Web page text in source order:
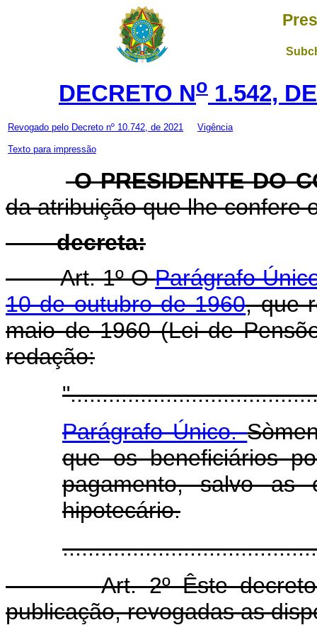
DECRETO No 1.542,
Revogado pelo Decreto nº 10.742, de 2021 Vigência
Texto para impressão
O PRESIDENTE DO
da atribuição que lhe confere
decreta:
Art. 1º OParágrafo
10 de outubro de 1960, que
maio de 1960 (Lei de
redação:
Parágrafo Único.
que os beneficiários
pagamento, salvo as
hipotecário.
Art. 2º Êste
publicação, revogadas as